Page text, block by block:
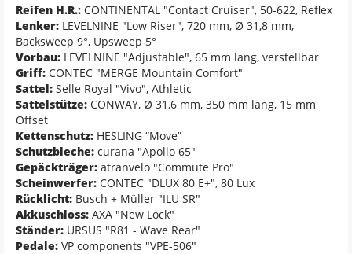
Reifen H.R.: CONTINENTAL "Contact Cruiser", 50-622, Reflex
Lenker: LEVELNINE "Low Riser", 720 mm, Ø 31,8 mm,
Backsweep 9°, Upsweep 5°
Vorbau: LEVELNINE "Adjustable", 65 mm lang, verstellbar
Griff: CONTEC "MERGE Mountain Comfort"
Sattel: Selle Royal "Vivo", Athletic
Sattelstütze: CONWAY, Ø 31,6 mm, 350 mm lang, 15 mm
Offset
Kettenschutz: HESLING “Move”
Schutzbleche: curana "Apollo 65"
Gepäckträger: atranvelo "Commute Pro"
Scheinwerfer: CONTEC "DLUX 80 E+", 80 Lux
Rücklicht: Busch + Müller "ILU SR"
Akkuschloss: AXA "New Lock"
Ständer: URSUS "R81 - Wave Rear"
Pedale: VP components "VPE-506"